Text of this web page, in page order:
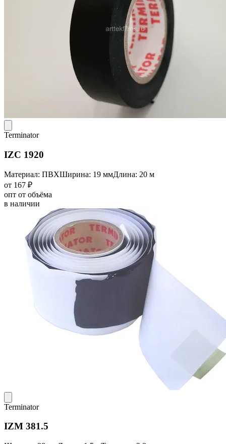
Terminator
IZC 1920
Материал: ПВХШирина: 19 ммДлина: 20 м
от 167 ₽
опт от объёма
в наличии
Terminator
IZM 381.5